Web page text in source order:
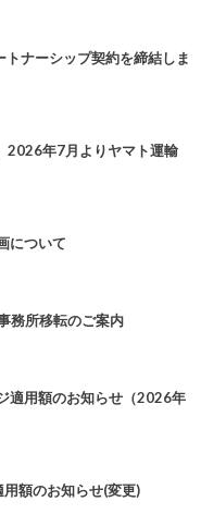
ナーシップ契約を締結しま
2026年7月よりヤマト運輸
について
務所移転のご案内
適用額のお知らせ（2026年
額のお知らせ(変更)